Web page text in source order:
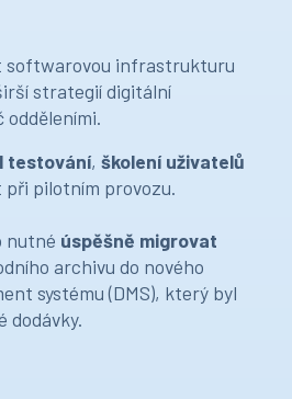
softwarovou infrastrukturu
strategií digitální
testování,školení uživatelů
pilotním provozu.
nutné úspěšně migrovat
archivu do nového
systému (DMS), který byl
dodávky.